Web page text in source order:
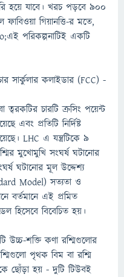
হয়ে যাবে। খরচ পড়বে ৯০০
ফাবিওয়া গিয়ানত্তি-র মতে,
পরিকল্পনাটিই একটি
সার্কুলার কলাইডার (FCC) -
চারটি ক্রসিং পয়েন্ট
এবং প্রতিটি নির্দিষ্ট
LHC এ যন্ত্রটিকে ৯
মুখোমুখি সংঘর্ষ ঘটানোর
ঘটানোর মূল উদ্দেশ্য
Model) সত্যতা ও
বর্তমানে এই প্রমিত
হিসেবে বিবেচিত হয়।
উচ্চ-শক্তি কণা রশ্মিগুলোর
পৃথক বিম বা রশ্মি
ছোঁড়া হয় - দুটি টিউবই